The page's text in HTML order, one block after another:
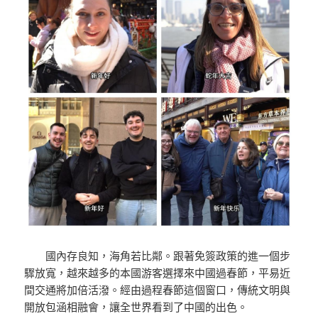
國內存良知，海角若比鄰。跟著免簽政策的進一個步
驟放寬，越來越多的本國游客選擇來中國過春節，平易近
間交通將加倍活潑。經由過程春節這個窗口，傳統文明與
開放包涵相融會，讓全世界看到了中國的出色。